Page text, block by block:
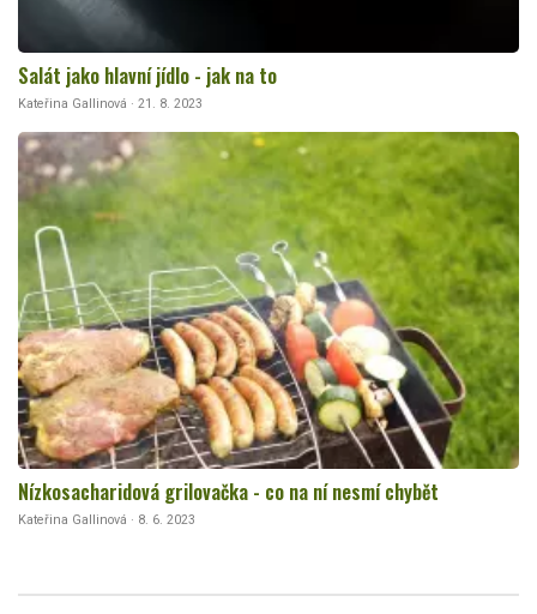
Salát jako hlavní jídlo - jak na to
Kateřina Gallinová · 21. 8. 2023
Nízkosacharidová grilovačka - co na ní nesmí chybět
Kateřina Gallinová · 8. 6. 2023